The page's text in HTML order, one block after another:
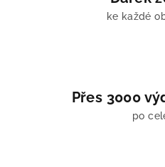
ke každé
Přes 3000
po